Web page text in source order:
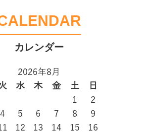
2026年8月
水 木 金 土
日
1
2
4 5 6 7 8
9
12 13 14 15
16